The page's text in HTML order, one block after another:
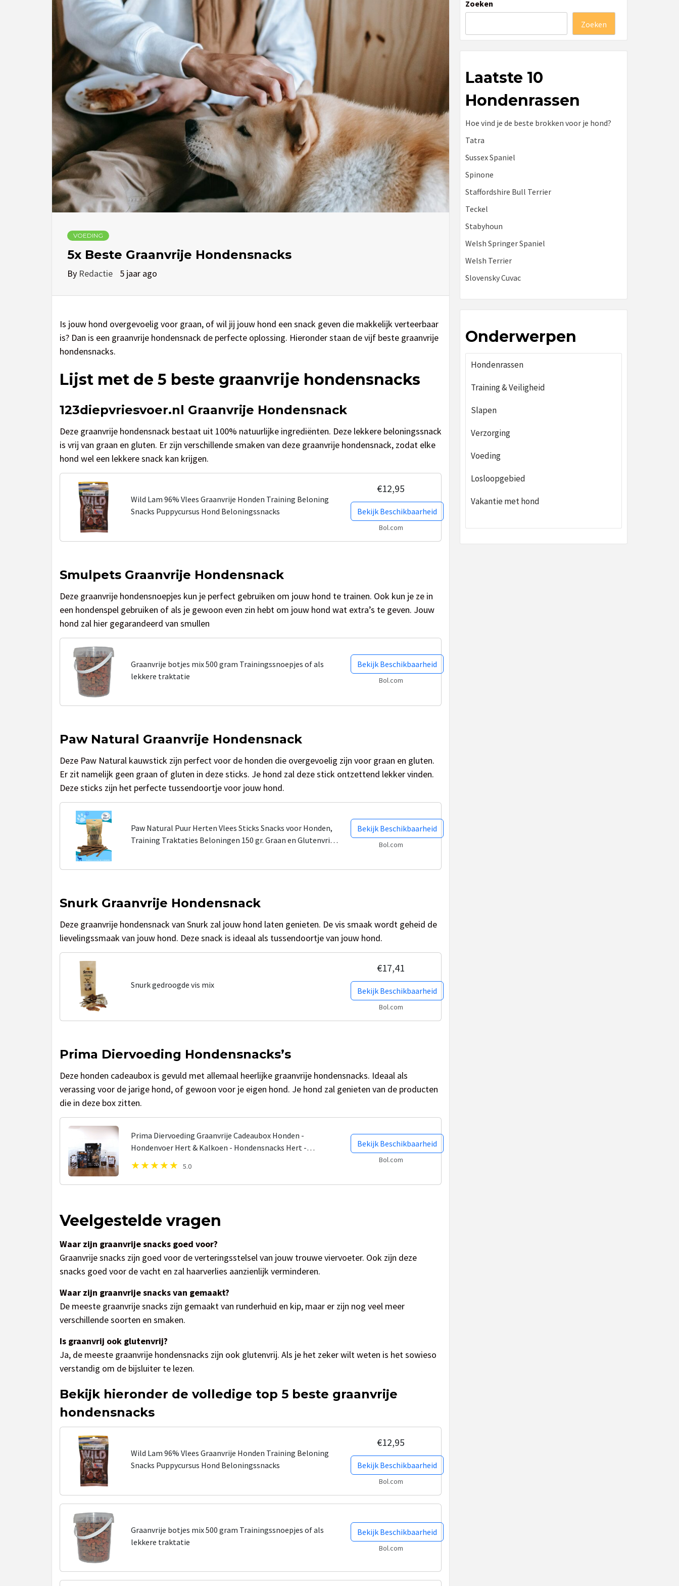
VOEDING
5x Beste Graanvrije Hondensnacks
By Redactie 5 jaar ago
Is jouw hond overgevoelig voor graan, of wil jij jouw hond een snack geven die makkelijk verteerbaar
is? Dan is een graanvrije hondensnack de perfecte oplossing. Hieronder staan de vijf beste graanvrije
hondensnacks.
Lijst met de 5 beste graanvrije hondensnacks
123diepvriesvoer.nl Graanvrije Hondensnack
Deze graanvrije hondensnack bestaat uit 100% natuurlijke ingrediënten. Deze lekkere beloningssnack
is vrij van graan en gluten. Er zijn verschillende smaken van deze graanvrije hondensnack, zodat elke
hond wel een lekkere snack kan krijgen.
Wild Lam 96% Vlees Graanvrije Honden Training Beloning
Snacks Puppycursus Hond Beloningssnacks
€12,95
Bekijk Beschikbaarheid
Bol.com
Smulpets Graanvrije Hondensnack
Deze graanvrije hondensnoepjes kun je perfect gebruiken om jouw hond te trainen. Ook kun je ze in
een hondenspel gebruiken of als je gewoon even zin hebt om jouw hond wat extra’s te geven. Jouw
hond zal hier gegarandeerd van smullen
Graanvrije botjes mix 500 gram Trainingssnoepjes of als
lekkere traktatie
Bekijk Beschikbaarheid
Bol.com
Paw Natural Graanvrije Hondensnack
Deze Paw Natural kauwstick zijn perfect voor de honden die overgevoelig zijn voor graan en gluten.
Er zit namelijk geen graan of gluten in deze sticks. Je hond zal deze stick ontzettend lekker vinden.
Deze sticks zijn het perfecte tussendoortje voor jouw hond.
Paw Natural Puur Herten Vlees Sticks Snacks voor Honden,
Training Traktaties Beloningen 150 gr. Graan en Glutenvrij
Bekijk Beschikbaarheid
Bol.com
Snurk Graanvrije Hondensnack
Deze graanvrije hondensnack van Snurk zal jouw hond laten genieten. De vis smaak wordt geheid de
lievelingssmaak van jouw hond. Deze snack is ideaal als tussendoortje van jouw hond.
Snurk gedroogde vis mix
€17,41
Bekijk Beschikbaarheid
Bol.com
Prima Diervoeding Hondensnacks’s
Deze honden cadeaubox is gevuld met allemaal heerlijke graanvrije hondensnacks. Ideaal als
verassing voor de jarige hond, of gewoon voor je eigen hond. Je hond zal genieten van de producten
die in deze box zitten.
Prima Diervoeding Graanvrije Cadeaubox Honden -
Hondenvoer Hert & Kalkoen - Hondensnacks Hert -
Hondensnacks Kalkoen - Verrassingspakket Hond -
Hondenvoer...
5.0
Bekijk Beschikbaarheid
Bol.com
Veelgestelde vragen
Waar zijn graanvrije snacks goed voor?
Graanvrije snacks zijn goed voor de verteringsstelsel van jouw trouwe viervoeter. Ook zijn deze
snacks goed voor de vacht en zal haarverlies aanzienlijk verminderen.
Waar zijn graanvrije snacks van gemaakt?
De meeste graanvrije snacks zijn gemaakt van runderhuid en kip, maar er zijn nog veel meer
verschillende soorten en smaken.
Is graanvrij ook glutenvrij?
Ja, de meeste graanvrije hondensnacks zijn ook glutenvrij. Als je het zeker wilt weten is het sowieso
verstandig om de bijsluiter te lezen.
Bekijk hieronder de volledige top 5 beste graanvrije
hondensnacks
Wild Lam 96% Vlees Graanvrije Honden Training Beloning
Snacks Puppycursus Hond Beloningssnacks
€12,95
Bekijk Beschikbaarheid
Bol.com
Graanvrije botjes mix 500 gram Trainingssnoepjes of als
lekkere traktatie
Bekijk Beschikbaarheid
Bol.com
Zoeken
Zoeken
Laatste 10
Hondenrassen
Hoe vind je de beste brokken voor je hond?
Tatra
Sussex Spaniel
Spinone
Staffordshire Bull Terrier
Teckel
Stabyhoun
Welsh Springer Spaniel
Welsh Terrier
Slovensky Cuvac
Onderwerpen
Hondenrassen
Training & Veiligheid
Slapen
Verzorging
Voeding
Losloopgebied
Vakantie met hond